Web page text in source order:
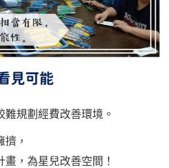
難規劃經費改善環境。
，
，為星兒改善空間！